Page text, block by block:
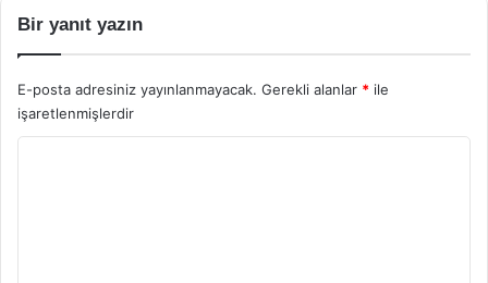
Bir yanıt yazın
E-posta adresiniz yayınlanmayacak. Gerekli alanlar * ile
işaretlenmişlerdir